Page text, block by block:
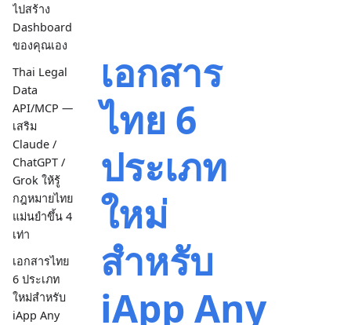
ไปสร้าง
Dashboard
ของคุณเอง
Thai Legal
Data
API/MCP —
เสริม
Claude /
ChatGPT /
Grok ให้รู้
กฎหมายไทย
แม่นยำขึ้น 4
เท่า
เอกสารไทย
6 ประเภท
ใหม่สำหรับ
iApp Any
เอกสาร
ไทย 6
ประเภท
ใหม่
สำหรับ
iApp Any